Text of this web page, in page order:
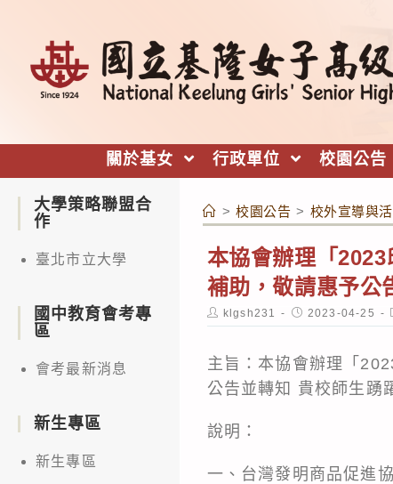
關於基女 行政單位 校園公告
> 校園公告 > 校外宣導與
本協會辦理「
補助，敬請惠予公
Post
author:
klgsh231
Post
published:
2023-04-25
主旨：本協會辦理「
公告並轉知 貴校師生踴
說明：
一、台灣發明商品促進
大學策略聯盟合
作
臺北市立大學
國中教育會考專
區
會考最新消息
新生專區
新生專區